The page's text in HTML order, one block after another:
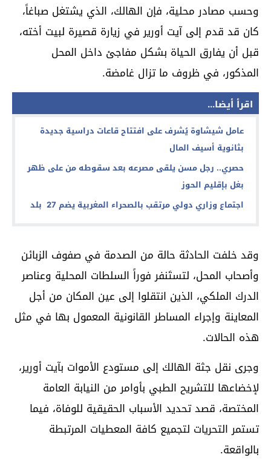
وحسب مصادر محلية، فإن الهالك، الذي يشتغل صباغاً،
كان قد قدم إلى آيت أورير في زيارة قصيرة لبيت أخته،
قبل أن يفارق الحياة بشكل مفاجئ داخل المحل
المذكور، في ظروف ما تزال غامضة.
اقرأ أيضا...
عامل شيشاوة يُشرف على افتتاح قاعات دراسية جديدة
بثانوية أسيف المال
حصري.. رجل مسن يلقى مصرعه بعد سقوطه من على ظهر
بغل بإقليم الحوز
اجتماع وزاري دولي مرتقب بالصحراء المغربية يضم 27 بلد
وقد خلفت الحادثة حالة من الصدمة في صفوف الزبائن
وأصحاب المحل، لتستَنفر فوراً السلطات المحلية وعناصر
الدرك الملكي، الذين انتقلوا إلى عين المكان من أجل
المعاينة وإجراء المساطر القانونية المعمول بها في مثل
هذه الحالات.
وجرى نقل جثة الهالك إلى مستودع الأموات بآيت أورير،
لإخضاعها للتشريح الطبي بأوامر من النيابة العامة
المختصة، قصد تحديد الأسباب الحقيقية للوفاة، فيما
تستمر التحريات لتجميع كافة المعطيات المرتبطة
بالواقعة.